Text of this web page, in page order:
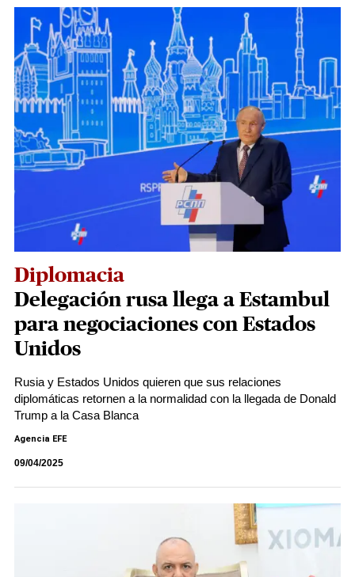
Diplomacia
Delegación rusa llega a Estambul
para negociaciones con Estados
Unidos
Rusia y Estados Unidos quieren que sus relaciones
diplomáticas retornen a la normalidad con la llegada de Donald
Trump a la Casa Blanca
Agencia EFE
09/04/2025